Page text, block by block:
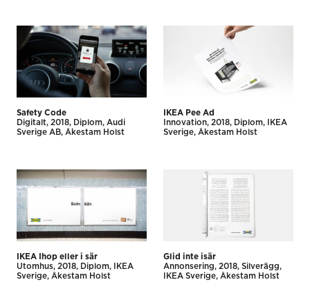
Safety Code
Digitalt 2018 Diplom
Audi
Sverige AB
Åkestam Holst
IKEA Pee Ad
Innovation 2018 Diplom
IKEA
Sverige
Åkestam Holst
IKEA Ihop eller i sär
Utomhus 2018 Diplom
IKEA
Sverige
Åkestam Holst
Glid inte isär
Annonsering
2018 Silverägg
IKEA Sverige
Åkestam Holst